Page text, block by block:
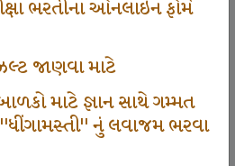
ભરતીના ઓનલાઇન ફોર્મ
જાણવા માટે
માટે જ્ઞાન સાથે ગમ્મત
નું લવાજમ ભરવા